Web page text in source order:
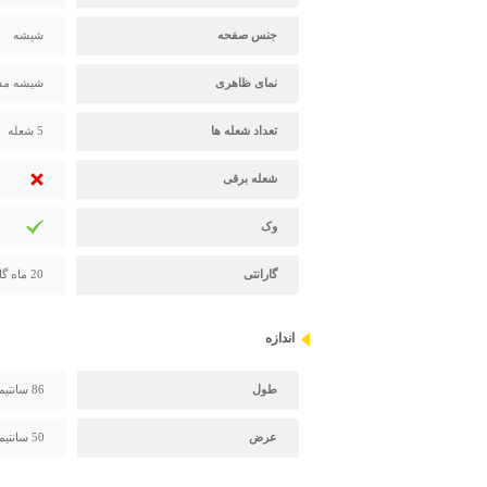
جنس صفحه شیشه
نمای ظاهری شیشه
تعداد شعله ها 5 شعله
شعله برقی
وک
گارانتی 20 ماه گارانتی اخوان
اندازه
طول 86 سانتیمتر
عرض 50 سانتیمتر